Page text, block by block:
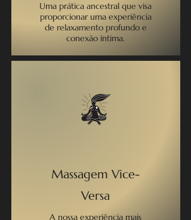
Uma prática ancestral que visa
proporcionar uma experiência
de relaxamento profundo e
conexão íntima.
Massagem Vice-
Versa
A nossa experiência mais